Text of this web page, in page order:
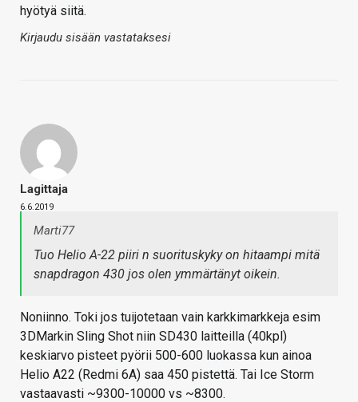
hyötyä siitä.
Kirjaudu sisään vastataksesi
Lagittaja
6.6.2019
Marti77
Tuo Helio A-22 piiri n suorituskyky on hitaampi mitä
snapdragon 430 jos olen ymmärtänyt oikein.
Noniinno. Toki jos tuijotetaan vain karkkimarkkeja esim
3DMarkin Sling Shot niin SD430 laitteilla (40kpl)
keskiarvo pisteet pyörii 500-600 luokassa kun ainoa
Helio A22 (Redmi 6A) saa 450 pistettä. Tai Ice Storm
vastaavasti ~9300-10000 vs ~8300.